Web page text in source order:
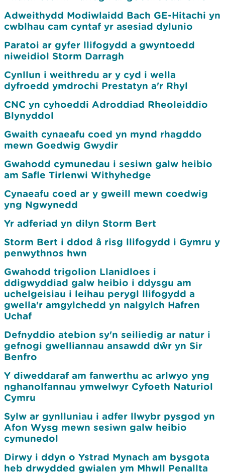
Adweithydd Modiwlaidd Bach GE-Hitachi yn
cwblhau cam cyntaf yr asesiad dylunio
Paratoi ar gyfer llifogydd a gwyntoedd
niweidiol Storm Darragh
Cynllun i weithredu ar y cyd i wella
dyfroedd ymdrochi Prestatyn a'r Rhyl
CNC yn cyhoeddi Adroddiad Rheoleiddio
Blynyddol
Gwaith cynaeafu coed yn mynd rhagddo
mewn Goedwig Gwydir
Gwahodd cymunedau i sesiwn galw heibio
am Safle Tirlenwi Withyhedge
Cynaeafu coed ar y gweill mewn coedwig
yng Ngwynedd
Yr adferiad yn dilyn Storm Bert
Storm Bert i ddod â risg llifogydd i Gymru y
penwythnos hwn
Gwahodd trigolion Llanidloes i
ddigwyddiad galw heibio i ddysgu am
uchelgeisiau i leihau perygl llifogydd a
gwella'r amgylchedd yn nalgylch Hafren
Uchaf
Defnyddio atebion sy'n seiliedig ar natur i
gefnogi gwelliannau ansawdd dŵr yn Sir
Benfro
Y diweddaraf am fanwerthu ac arlwyo yng
nghanolfannau ymwelwyr Cyfoeth Naturiol
Cymru
Sylw ar gynlluniau i adfer llwybr pysgod yn
Afon Wysg mewn sesiwn galw heibio
cymunedol
Dirwy i ddyn o Ystrad Mynach am bysgota
heb drwydded gwialen ym Mhwll Penallta